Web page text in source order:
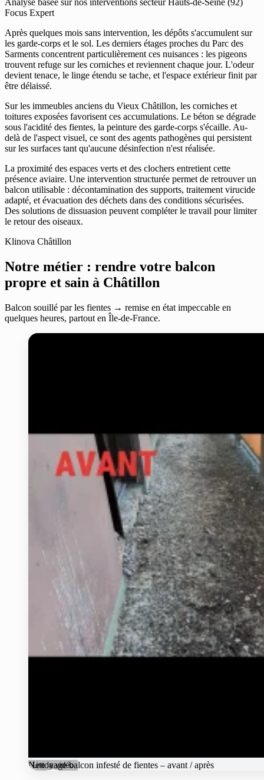
Analyse basée sur nos interventions secteur Hauts-de-Seine (92)
Focus Expert
Après quelques mois sans intervention, les dépôts s'accumulent sur
les garde-corps et le sol. Les derniers étages proches du Parc des
Sarments concentrent particulièrement ces nuisances : les pigeons
trouvent refuge sur les corniches et reviennent chaque jour. L'odeur
devient tenace, le linge étendu se tache, et l'espace extérieur finit par
être délaissé.
Sur les immeubles anciens du Vieux Châtillon, les corniches et
toitures exposées favorisent ces accumulations. Le béton se dégrade
sous l'acidité des fientes, la peinture des garde-corps s'écaille. Au-
delà de l'aspect visuel, ce sont des agents pathogènes qui persistent
sur les surfaces tant qu'aucune désinfection n'est réalisée.
La proximité des espaces verts et des clochers entretient cette
présence aviaire. Une intervention structurée permet de retrouver un
balcon utilisable : décontamination des supports, traitement virucide
adapté, et évacuation des déchets dans des conditions sécurisées.
Des solutions de dissuasion peuvent compléter le travail pour limiter
le retour des oiseaux.
Klinova Châtillon
Notre métier : rendre votre balcon
propre et sain à Châtillon
Balcon souillé par les fientes → remise en état impeccable en
quelques heures, partout en Île-de-France.
Lire la vidéo
Nettoyage balcon infesté de fientes – avant / après